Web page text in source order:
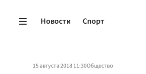
Новости Спорт
15 августа 2018 11:30Общество